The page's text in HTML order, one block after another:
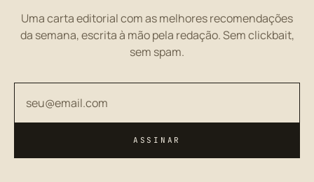
Uma carta editorial com as melhores recomendações
da semana, escrita à mão pela redação. Sem clickbait,
sem spam.
ASSINAR